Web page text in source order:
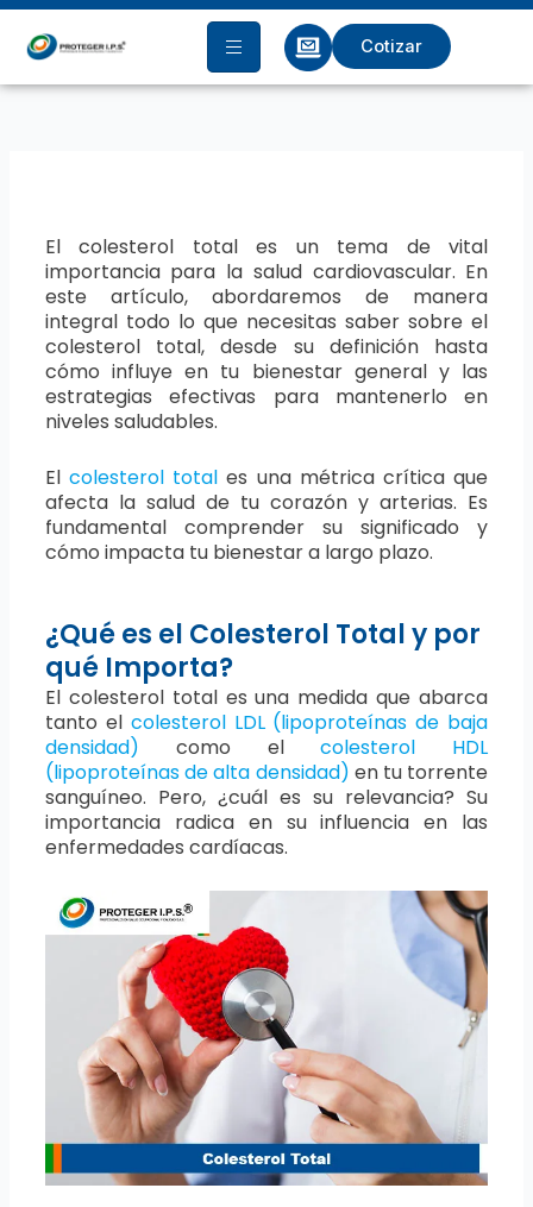
Ir
contenido
Cotizar
El colesterol total es un tema de vital
importancia para la salud cardiovascular. En
este artículo, abordaremos de manera
integral todo lo que necesitas saber sobre el
colesterol total, desde su definición hasta
cómo influye en tu bienestar general y las
estrategias efectivas para mantenerlo en
niveles saludables.
El colesterol total es una métrica crítica que
afecta la salud de tu corazón y arterias. Es
fundamental comprender su significado y
cómo impacta tu bienestar a largo plazo.
¿Qué es el Colesterol Total y por
qué Importa?
El colesterol total es una medida que abarca
tanto el colesterol LDL (lipoproteínas de baja
densidad) como elcolesterol HDL
(lipoproteínas de alta densidad) en tu torrente
sanguíneo. Pero, ¿cuál es su relevancia? Su
importancia radica en su influencia en las
enfermedades cardíacas.